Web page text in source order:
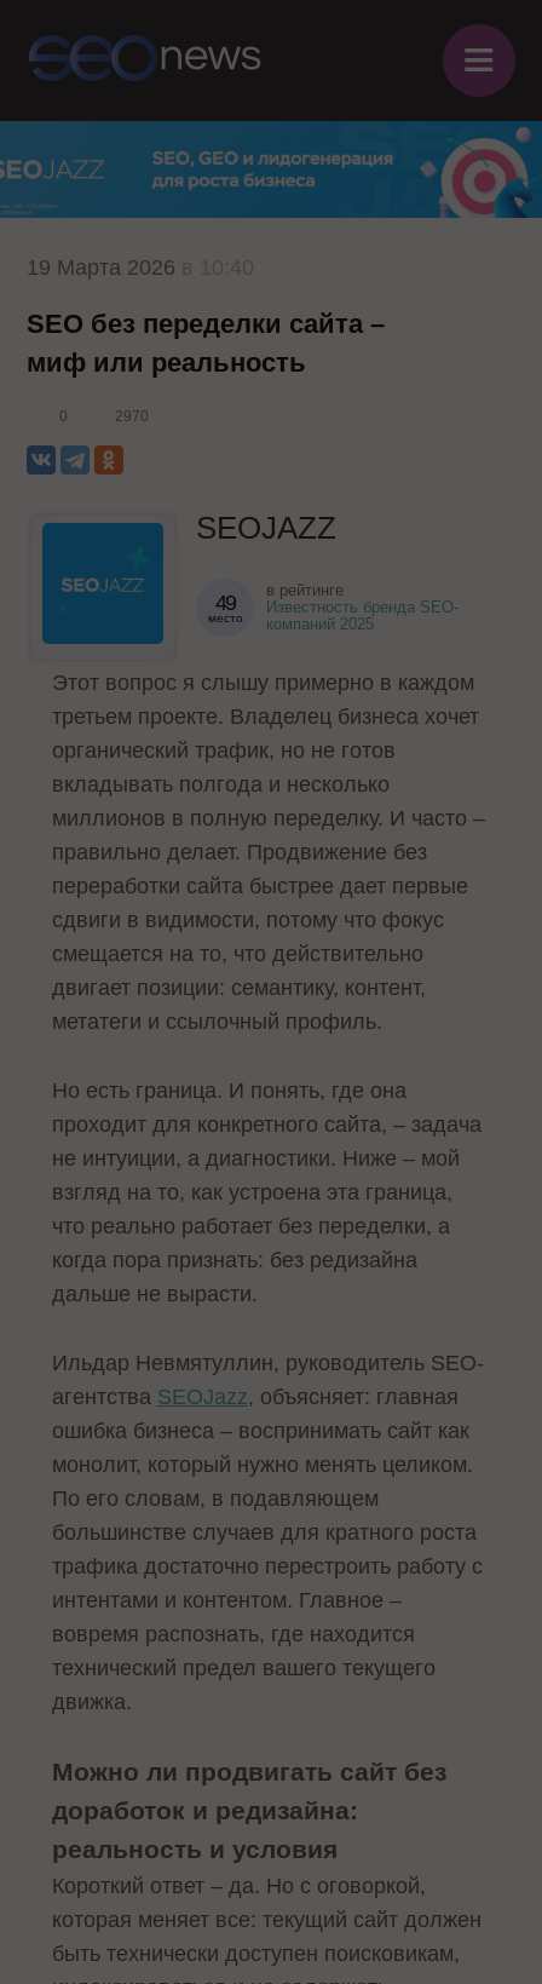
≡
19 Марта 2026
SEO без переделки сайта –
миф или реальность
0 2970
SEOJAZZ
49
место
в рейтинге
Известность бренда SEO-
компаний 2025
Этот вопрос я слышу примерно в каждом
третьем проекте. Владелец бизнеса хочет
органический трафик, но не готов
вкладывать полгода и несколько
миллионов в полную переделку. И часто –
правильно делает. Продвижение без
переработки сайта быстрее дает первые
сдвиги в видимости, потому что фокус
смещается на то, что действительно
двигает позиции: семантику, контент,
метатеги и ссылочный профиль.
Но есть граница. И понять, где она
проходит для конкретного сайта, – задача
не интуиции, а диагностики. Ниже – мой
взгляд на то, как устроена эта граница,
что реально работает без переделки, а
когда пора признать: без редизайна
дальше не вырасти.
Ильдар Невмятуллин, руководитель SEO-
агентства SEOJazz, объясняет: главная
ошибка бизнеса – воспринимать сайт как
монолит, который нужно менять целиком.
По его словам, в подавляющем
большинстве случаев для кратного роста
трафика достаточно перестроить работу с
интентами и контентом. Главное –
вовремя распознать, где находится
технический предел вашего текущего
движка.
Можно ли продвигать сайт без
доработок и редизайна:
реальность и условия
Короткий ответ – да. Но с оговоркой,
которая меняет все: текущий сайт должен
быть технически доступен поисковикам,